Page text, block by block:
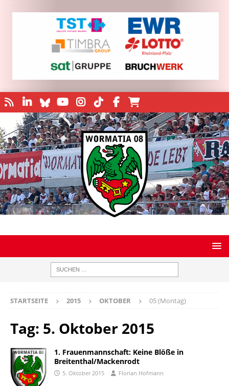
STARTSEITE 2015 OKTOBER 05 (Montag)
Tag: 5. Oktober 2015
1. Frauenmannschaft: Keine Blöße in
Breitenthal/Mackenrodt
5. Oktober 2015 Florian Hofmann